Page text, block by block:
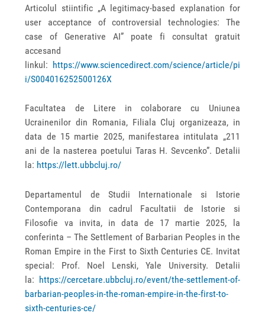
Articolul stiintific „A legitimacy-based explanation for
user acceptance of controversial technologies: The
case of Generative AI” poate fi consultat gratuit
accesand
linkul: https://www.sciencedirect.com/science/article/pi
i/S004016252500126X
Facultatea de Litere in colaborare cu Uniunea
Ucrainenilor din Romania, Filiala Cluj organizeaza, in
data de 15 martie 2025, manifestarea intitulata „211
ani de la nasterea poetului Taras H. Sevcenko”. Detalii
la: https://lett.ubbcluj.ro/
Departamentul de Studii Internationale si Istorie
Contemporana din cadrul Facultatii de Istorie si
Filosofie va invita, in data de 17 martie 2025, la
conferinta – The Settlement of Barbarian Peoples in the
Roman Empire in the First to Sixth Centuries CE. Invitat
special: Prof. Noel Lenski, Yale University. Detalii
la: https://cercetare.ubbcluj.ro/event/the-settlement-of-
barbarian-peoples-in-the-roman-empire-in-the-first-to-
sixth-centuries-ce/